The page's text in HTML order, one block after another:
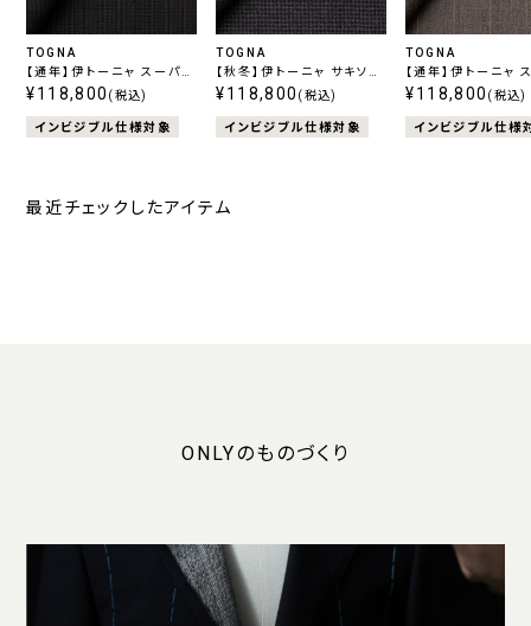
TOGNA
【通年】伊トーニャ スーパー
120's エストラート ストレ
¥118,800 (税込)
インビジブル仕様対象
TOGNA
【秋冬】伊トーニャ サキソニ
ー エストラート ストレッチ
¥118,800 (税込)
インビジブル仕様対象
TOGNA
【通年】伊トーニャ
120's エストラート
¥118,800 (税込)
インビジブル仕様
最近チェックしたアイテム
ONLYのものづくり